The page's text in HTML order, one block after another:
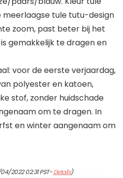
tule tutu-design
zoom, past beter bij het
gemakkelijk te dragen en
voor de eerste verjaardag,
polyester en katoen,
stof, zonder huidschade
om te dragen. In
en winter aangenaam om
2022 02:31 PST-Details)